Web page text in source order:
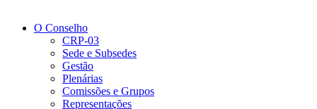
O Conselho
CRP-03
Sede e Subsedes
Gestão
Plenárias
Comissões e Grupos
Representações